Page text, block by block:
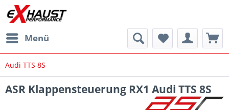
Menü
Audi TTS 8S
ASR Klappensteuerung RX1 Audi TTS 8S